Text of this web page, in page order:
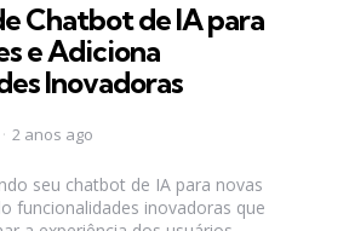
Chatbot de IA para
e Adiciona
Inovadoras
2 anos ago
seu chatbot de IA para novas
funcionalidades inovadoras que